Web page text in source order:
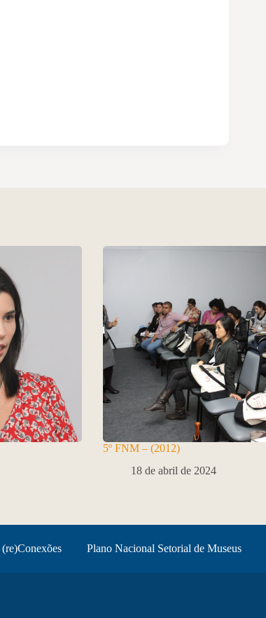
5º FNM – (2012)
18 de abril de 2024
(re)Conexões Plano Nacional Setorial de Museus